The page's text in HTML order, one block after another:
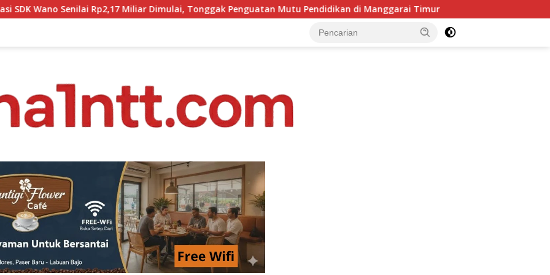
Dimulai, Tonggak Penguatan Mutu Pendidikan di Manggarai Timur PKKMB Inovatif, Komitmen Kampus STIPAS